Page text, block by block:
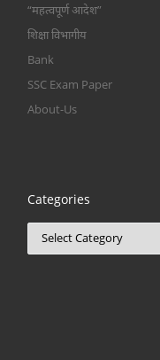
“महत्वपूर्ण आदेश”
शिक्षा विभागीय
Bank
SSC Exam Paper
About-Us
Categories